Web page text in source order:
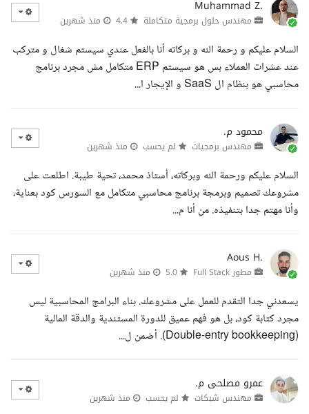
Muhammad Z.
مهندس حلول برمجية متكاملة منذ شهرين
السلام عليكم و رحمة الله و بركاته أنا بالفعل عندي سيستم شغال و متركب
عند عشرات العملاء بس هو سيستم ERP متكامل مش مجرد برنامج
محاسبي هو بنظام ال SaaS و الإيجار ا...
محمود م.
مهندس برمجيات لم يحسب منذ شهرين
السلام عليكم ورحمة الله وبركاته، أستاذ محمد، تحية طيبة. اطلعت على
مشروعك تصميم وبرمجة برنامج محاسبي متكامل مع السورس كود بعناية،
وأنا مهتم جدا بتنفيذه. من أنا م...
Aous H.
مطور Full Stack منذ شهرين
يسعدني جدا التقدم للعمل على مشروعك. بناء البرامج المحاسبية ليس
مجرد كتابة كود، بل هو فهم عميق للدورة المستندية والدقة المالية
(Double-entry bookkeeping). أضمن ل...
عمرو مصلحى م.
مهندس شبكات لم يحسب منذ شهرين